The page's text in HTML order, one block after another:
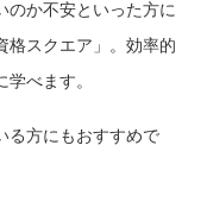
のか不安といった方に
格スクエア」。効率的
べます。
る方にもおすすめで